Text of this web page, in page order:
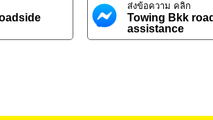
ส่งข้อความ คลิก
Towing Bkk
assistance